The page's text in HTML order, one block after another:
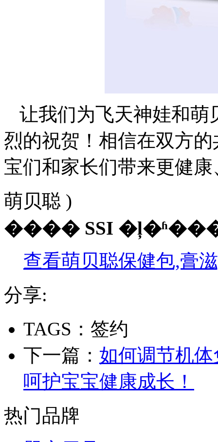
让我们为飞天神娃和萌
烈的祝贺！相信在双方
宝们和家长们带来更健
萌贝聪 )
���� SSI
查看萌贝聪保健包,膏
分享:
TAGS：签约
下一篇： 如何调节机
呵护宝宝健康成长！
热门品牌